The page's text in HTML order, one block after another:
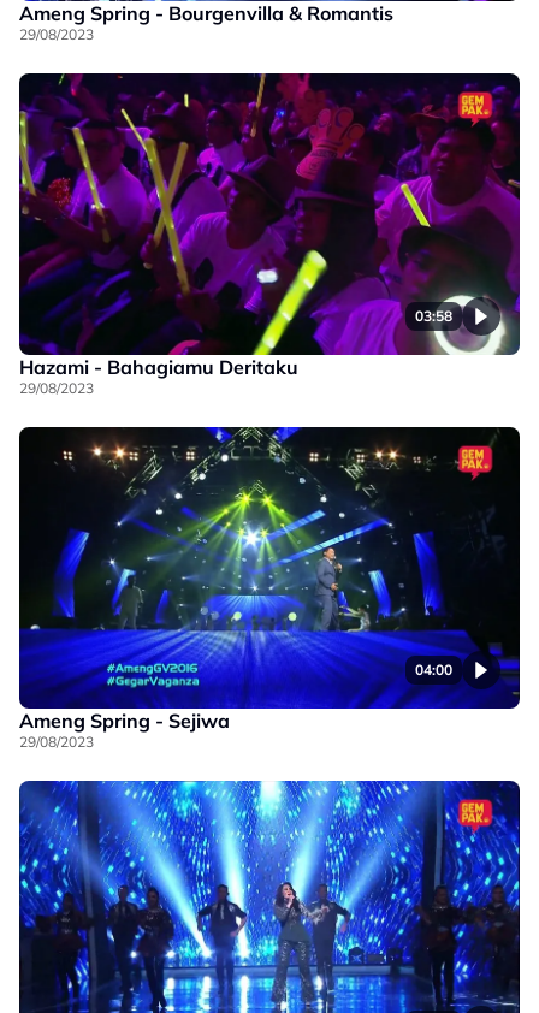
Ameng Spring - Bourgenvilla & Romantis
29/08/2023
03:58
Hazami - Bahagiamu Deritaku
29/08/2023
04:00
Ameng Spring - Sejiwa
29/08/2023